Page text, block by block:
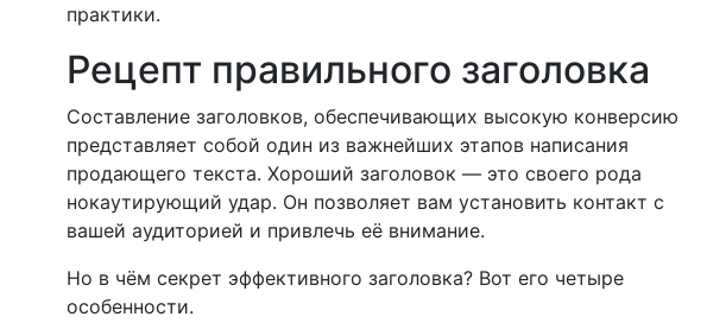
практики.
Рецепт правильного заголовка
Составление заголовков, обеспечивающих высокую конверсию
представляет собой один из важнейших этапов написания
продающего текста. Хороший заголовок — это своего рода
нокаутирующий удар. Он позволяет вам установить контакт с
вашей аудиторией и привлечь её внимание.
Но в чём секрет эффективного заголовка? Вот его четыре
особенности.